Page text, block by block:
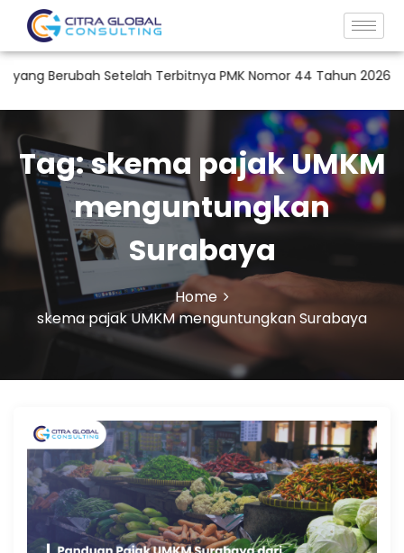
Berubah Setelah Terbitnya PMK Nomor 44 Tahun 2026?
Tag:skema pajak UMKM
menguntungkan
Surabaya
Home
skema pajak UMKM menguntungkan Surabaya